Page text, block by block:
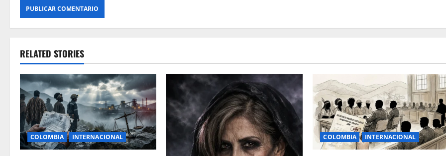
RELATED STORIES
COLOMBIA INTERNACIONAL COLOMBIA INTERNACIONAL